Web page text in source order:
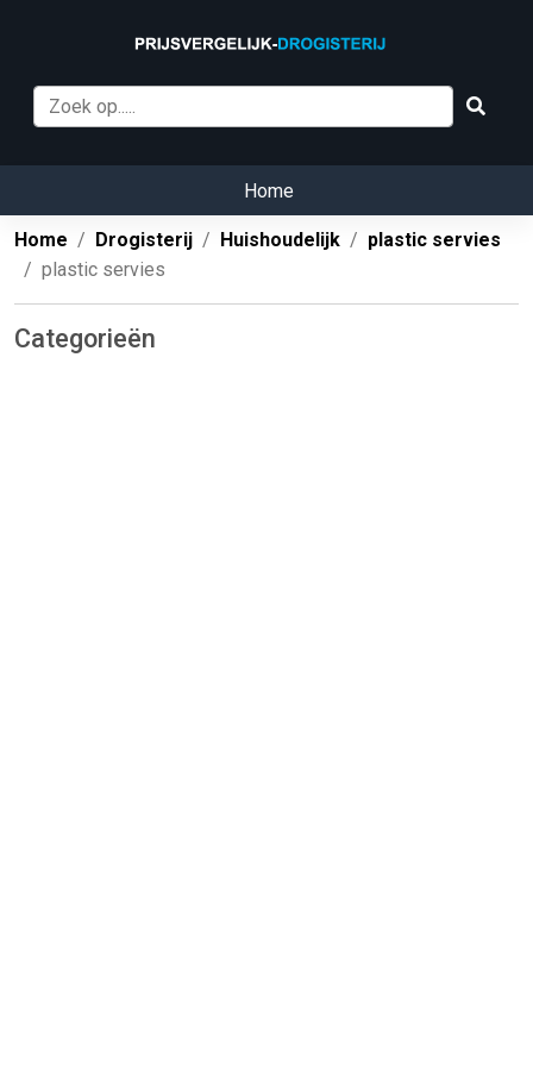
Home
Home Drogisterij Huishoudelijk
plastic servies
plastic servies
Categorieën